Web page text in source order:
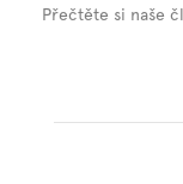
Přečtěte si naše